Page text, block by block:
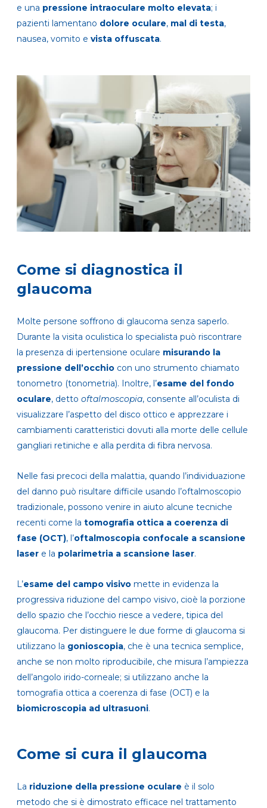
e una pressione intraoculare molto elevata; i
pazienti lamentano dolore oculare, mal di testa,
nausea, vomito e vista offuscata.
Come si diagnostica il
glaucoma
Molte persone soffrono di glaucoma senza saperlo.
Durante la visita oculistica lo specialista può riscontrare
la presenza di ipertensione oculare misurando la
pressione dell’occhio con uno strumento chiamato
tonometro (tonometria). Inoltre, l’esame del fondo
oculare, detto oftalmoscopia, consente all’oculista di
visualizzare l’aspetto del disco ottico e apprezzare i
cambiamenti caratteristici dovuti alla morte delle cellule
gangliari retiniche e alla perdita di fibra nervosa.
Nelle fasi precoci della malattia, quando l’individuazione
del danno può risultare difficile usando l’oftalmoscopio
tradizionale, possono venire in aiuto alcune tecniche
recenti come la tomografia ottica a coerenza di
fase (OCT), l’oftalmoscopia confocale a scansione
laser e la polarimetria a scansione laser.
L’esame del campo visivo mette in evidenza la
progressiva riduzione del campo visivo, cioè la porzione
dello spazio che l’occhio riesce a vedere, tipica del
glaucoma. Per distinguere le due forme di glaucoma si
utilizzano la gonioscopia, che è una tecnica semplice,
anche se non molto riproducibile, che misura l’ampiezza
dell’angolo irido-corneale; si utilizzano anche la
tomografia ottica a coerenza di fase (OCT) e la
biomicroscopia ad ultrasuoni.
Come si cura il glaucoma
La riduzione della pressione oculare è il solo
metodo che si è dimostrato efficace nel trattamento